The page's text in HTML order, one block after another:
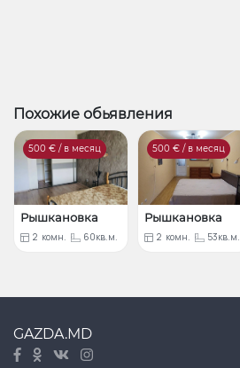
Похожие обьявления
500 € / в месяц
Рышкановка
2 комн. 60кв.м.
500 € / в месяц
Рышкановка
2 комн. 53кв.м.
GAZDA.MD